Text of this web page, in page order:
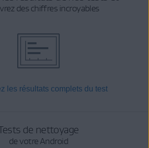
des chiffres incroyables
les résultats complets du test
de nettoyage
de votre Android